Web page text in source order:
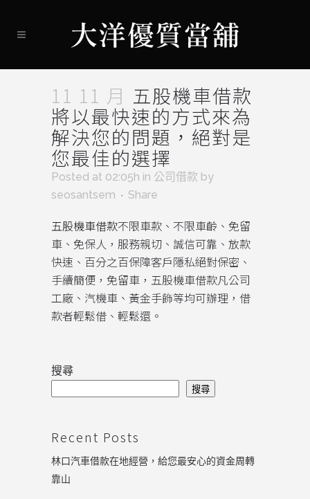
11 11 月 五股機車借款
將以最快速的方式來為
解決您的問題，絕對是
您最佳的選擇
Posted at 02:05h in 公司借款 by
seosantsem
Share
五股機車借款不限車款、不限車齡、免留
車、免保人，服務親切、誠信可靠、放款
快速、百分之百保障客戶隱私絕對保密、
手續簡便，免留車，五股機車借款凡公司
工廠、汽機車、黃金手飾等均可辦理，借
款者輕鬆借、輕鬆還。
搜尋
搜尋
Recent Posts
林口汽車借款在地經營，給您最安心的資金周轉
靠山